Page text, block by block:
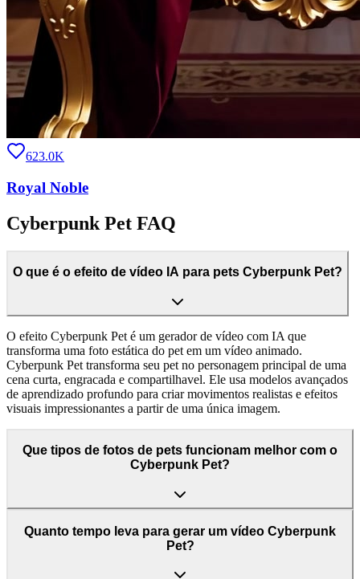
623.0K
Royal Noble
Cyberpunk Pet FAQ
O que é o efeito de vídeo IA para pets Cyberpunk Pet?
O efeito Cyberpunk Pet é um gerador de vídeo com IA que
transforma uma foto estática do pet em um vídeo animado.
Cyberpunk Pet transforma seu pet no personagem principal de uma
cena curta, engracada e compartilhavel. Ele usa modelos avançados
de aprendizado profundo para criar movimentos realistas e efeitos
visuais impressionantes a partir de uma única imagem.
Que tipos de fotos de pets funcionam melhor com o
Cyberpunk Pet?
Quanto tempo leva para gerar um vídeo Cyberpunk
Pet?